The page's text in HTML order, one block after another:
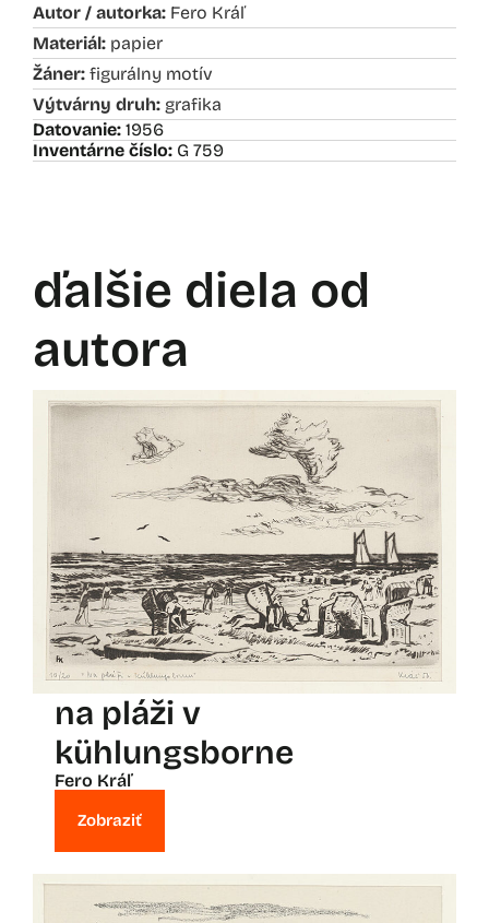
Autor / autorka: Fero Kráľ
Materiál: papier
Žáner: figurálny motív
Výtvárny druh: grafika
Datovanie: 1956
Inventárne číslo: G 759
ďalšie diela od
autora
na pláži v
kühlungsborne
Fero Kráľ
Zobraziť